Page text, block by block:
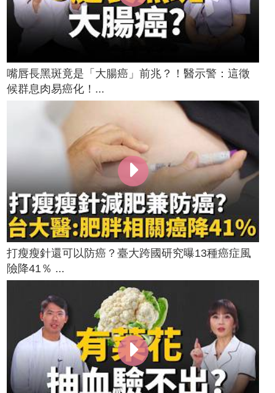
嘴唇長黑斑竟是「大腸癌」前兆？！醫示警：這徵
候群息肉易癌化！...
打瘦瘦針還可以防癌？臺大跨國研究曝13種癌症風
險降41％ ...